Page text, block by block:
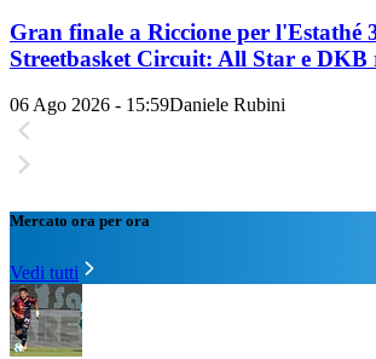
Gran finale a Riccione per l'Estathé
Streetbasket Circuit: All Star e
06 Ago 2026 - 15:59Daniele Rubini
Mercato ora per ora
Vedi tutti